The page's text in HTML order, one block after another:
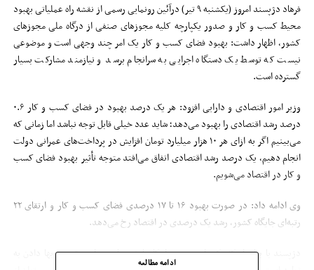
فرهاد دژپسند امروز (یکشنبه ۹ تیر) درآئین رونمایی رسمی از نقشه راه عملیاتی بهبود
محیط کسب و کار و صدور یکپارچه کلیه مجوزهای صنفی از درگاه ملی مجوزهای
کشور، اظهار داشت: بهبود فضای کسب و کار یک امر چند وجهی است و موضوعی
نیست که توسط یک دستگاه اجرایی به سرانجام برسد و نیازمند مشارکت بسیار
گسترده است.
وزیر امور اقتصادی و دارایی افزود: هر یک درصد بهبود در فضای کسب و کار ۰.۶
درصد رشد اقتصادی را بهبود می‌دهد؛ شاید عدد خیلی قابل توجه نباشد اما زمانی که
می‌بینیم اگر به ازای هر ۱۰ هزار میلیارد تومان افزایش در پرداخت‌های عمرانی دولت
انجام دهیم، یک درصد رشد اقتصادی اتفاق می‌افتد متوجه تأثیر بهبود فضای کسب
و کار در اقتصاد می‌شویم.
وی ادامه داد: در صورت بهبود ۱۶ تا ۱۷ درصدی فضای کسب و کار و ارتقای ۲۲
رتبه‌ای جایگاه کشور، رشد یک درصدی در اقتصاد رخ می‌دهد.
دژپسند با بیان اینکه یکی از بهترین راهکارها در زمان بحران و تحریم بها دادن به
ادامه مطالعه